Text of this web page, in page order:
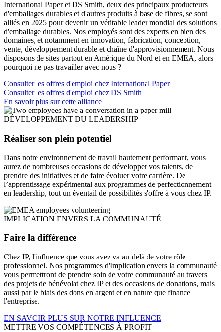
International Paper et DS Smith, deux des principaux producteurs
d'emballages durables et d'autres produits à base de fibres, se sont
alliés en 2025 pour devenir un véritable leader mondial des solutions
d'emballage durables. Nos employés sont des experts en bien des
domaines, et notamment en innovation, fabrication, conception,
vente, développement durable et chaîne d'approvisionnement. Nous
disposons de sites partout en Amérique du Nord et en EMEA, alors
pourquoi ne pas travailler avec nous ?
Consulter les offres d'emploi chez International Paper
Consulter les offres d'emploi chez DS Smith
En savoir plus sur cette alliance
DÉVELOPPEMENT DU LEADERSHIP
Réaliser son plein potentiel
Dans notre environnement de travail hautement performant, vous
aurez de nombreuses occasions de développer vos talents, de
prendre des initiatives et de faire évoluer votre carrière. De
l’apprentissage expérimental aux programmes de perfectionnement
en leadership, tout un éventail de possibilités s'offre à vous chez IP.
IMPLICATION ENVERS LA COMMUNAUTÉ
Faire la différence
Chez IP, l'influence que vous avez va au-delà de votre rôle
professionnel. Nos programmes d'Implication envers la communauté
vous permettront de prendre soin de votre communauté au travers
des projets de bénévolat chez IP et des occasions de donations, mais
aussi par le biais des dons en argent et en nature que finance
l'entreprise.
EN SAVOIR PLUS SUR NOTRE INFLUENCE
METTRE VOS COMPÉTENCES À PROFIT